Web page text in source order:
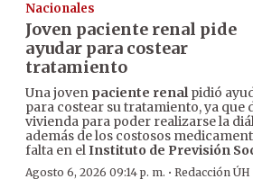
Nacionales
Joven paciente renal pide
ayudar para costear
tratamiento
Una joven paciente renalpidió
para costear su tratamiento, ya que
vivienda para poder realizarse la
además de los costosos
falta en elInstituto de Previsión
Agosto 6, 2026 09:14 p. m. · Redacción ÚH